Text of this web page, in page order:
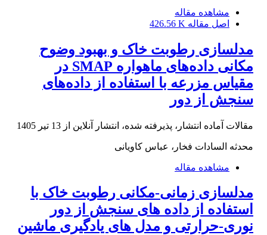
مشاهده مقاله
اصل مقاله 426.56 K
مدلسازی رطوبت خاک و بهبود وضوح
مکانی داده‌های ماهواره SMAP در
مقیاس مزرعه با استفاده از داده‌های
سنجش از دور
مقالات آماده انتشار، پذیرفته شده، انتشار آنلاین از 13 تیر 1405
محدثه السادات فخار، عباس کاویانی
مشاهده مقاله
مدلسازی زمانی-مکانی رطوبت خاک با
استفاده از داده های سنجش از دور
نوری-حرارتی و مدل های یادگیری ماشین